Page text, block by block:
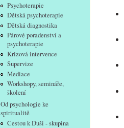
Psychoterapie
Dětská psychoterapie
Dětská diagnostika
Párové poradenství a
psychoterapie
Krizová intervence
Supervize
Mediace
Workshopy, semináře,
školení
Od psychologie ke
spiritualitě
Cestou k Duši - skupina